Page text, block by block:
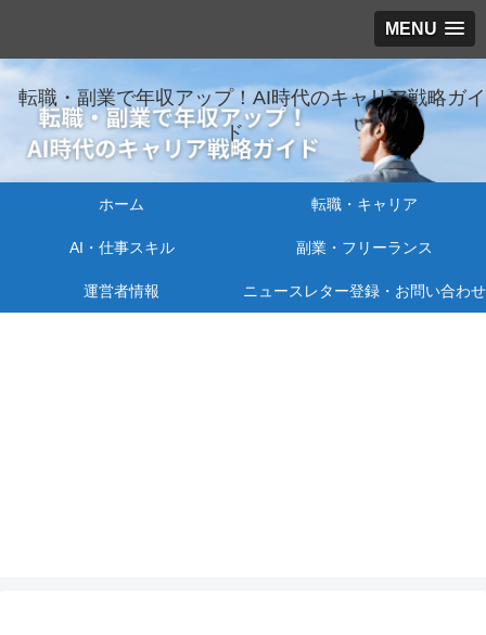
MENU
転職・副業で年収アップ！AI時代のキャリア戦略ガイ
ド
ホーム 転職・キャリア
AI・仕事スキル 副業・フリーランス
運営者情報 ニュースレター登録・お問い合わせ